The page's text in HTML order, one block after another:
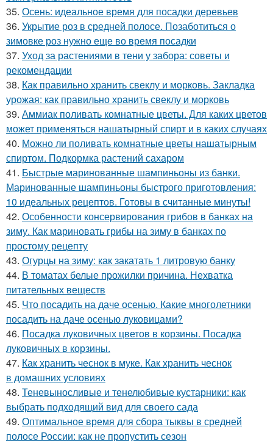
35. Осень: идеальное время для посадки деревьев
36. Укрытие роз в средней полосе. Позаботиться о
зимовке роз нужно еще во время посадки
37. Уход за растениями в тени у забора: советы и
рекомендации
38. Как правильно хранить свеклу и морковь. Закладка
урожая: как правильно хранить свеклу и морковь
39. Аммиак поливать комнатные цветы. Для каких цветов
может применяться нашатырный спирт и в каких случаях
40. Можно ли поливать комнатные цветы нашатырным
спиртом. Подкормка растений сахаром
41. Быстрые маринованные шампиньоны из банки.
Маринованные шампиньоны быстрого приготовления:
10 идеальных рецептов. Готовы в считанные минуты!
42. Особенности консервирования грибов в банках на
зиму. Как мариновать грибы на зиму в банках по
простому рецепту
43. Огурцы на зиму: как закатать 1 литровую банку
44. В томатах белые прожилки причина. Нехватка
питательных веществ
45. Что посадить на даче осенью. Какие многолетники
посадить на даче осенью луковицами?
46. Посадка луковичных цветов в корзины. Посадка
луковичных в корзины.
47. Как хранить чеснок в муке. Как хранить чеснок
в домашних условиях
48. Теневыносливые и тенелюбивые кустарники: как
выбрать подходящий вид для своего сада
49. Оптимальное время для сбора тыквы в средней
полосе России: как не пропустить сезон